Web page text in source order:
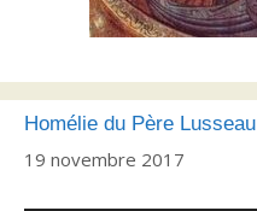
Homélie du Père Lusseau
19 novembre 2017